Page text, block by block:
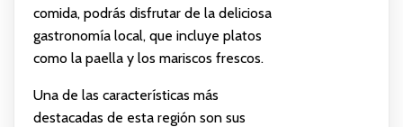
comida, podrás disfrutar de la deliciosa
gastronomía local, que incluye platos
como la paella y los mariscos frescos.
Una de las características más
destacadas de esta región son sus